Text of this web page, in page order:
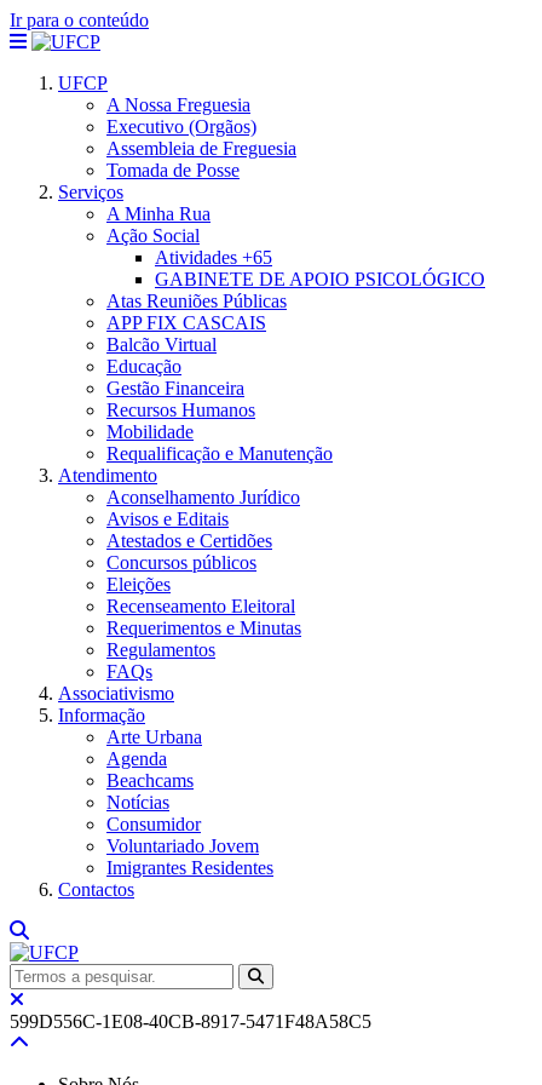
Ir para o conteúdo
UFCP
A Nossa Freguesia
Executivo (Orgãos)
Assembleia de Freguesia
Tomada de Posse
Serviços
A Minha Rua
Ação Social
Atividades +65
GABINETE DE APOIO PSICOLÓGICO
Atas Reuniões Públicas
APP FIX CASCAIS
Balcão Virtual
Educação
Gestão Financeira
Recursos Humanos
Mobilidade
Requalificação e Manutenção
Atendimento
Aconselhamento Jurídico
Avisos e Editais
Atestados e Certidões
Concursos públicos
Eleições
Recenseamento Eleitoral
Requerimentos e Minutas
Regulamentos
FAQs
Associativismo
Informação
Arte Urbana
Agenda
Beachcams
Notícias
Consumidor
Voluntariado Jovem
Imigrantes Residentes
Contactos
599D556C-1E08-40CB-8917-5471F48A58C5